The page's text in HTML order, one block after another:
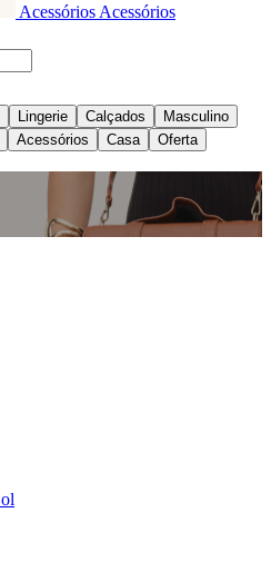
Acessórios Acessórios
Lingerie Calçados
Masculino
Acessórios Casa Oferta